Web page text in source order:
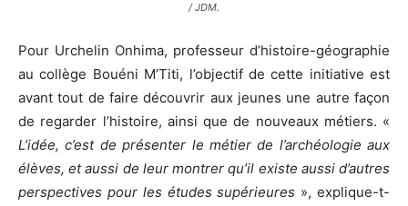
/ JDM.
Pour Urchelin Onhima, professeur d’histoire-géographie
au collège Bouéni M’Titi, l’objectif de cette initiative est
avant tout de faire découvrir aux jeunes une autre façon
de regarder l’histoire, ainsi que de nouveaux métiers. «
L’idée, c’est de présenter le métier de l’archéologie aux
élèves, et aussi de leur montrer qu’il existe aussi d’autres
perspectives pour les études supérieures », explique-t-